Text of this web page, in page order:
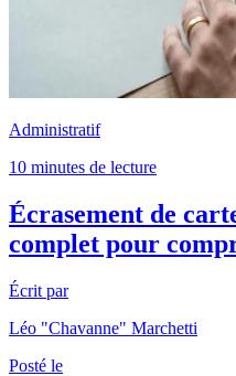
Administratif
10 minutes de lecture
Écrasement de
complet pour
Écrit par
Léo "Chavanne" Marchetti
Posté le